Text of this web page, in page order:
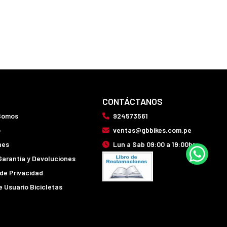
y Devoluciones
Privacidad
Usuario Bicicletas
CONTÁCTANOS
924573561
ventas@gbbikes.com.pe
Lun a Sab 09:00 a 19:00hrs